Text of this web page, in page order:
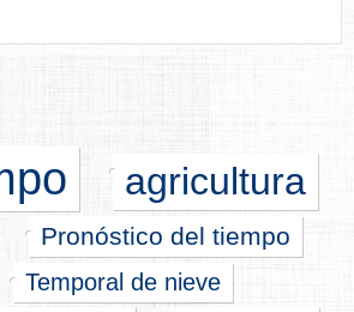
agricultura
Pronóstico del tiempo
Temporal de nieve